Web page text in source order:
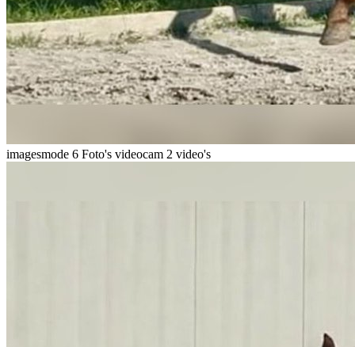
imagesmode 6 Foto's videocam 2 video's